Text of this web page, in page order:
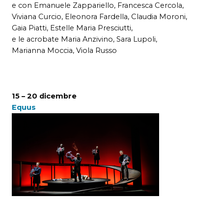
e con Emanuele Zappariello, Francesca Cercola,
Viviana Curcio, Eleonora Fardella, Claudia Moroni,
Gaia Piatti, Estelle Maria Presciutti,
e le acrobate Maria Anzivino, Sara Lupoli,
Marianna Moccia, Viola Russo
15 – 20 dicembre
Equus